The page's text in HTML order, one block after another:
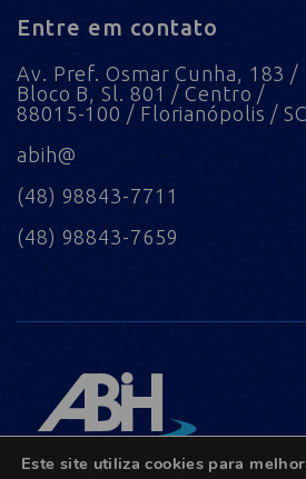
Entre em contato
Av. Pref. Osmar Cunha, 183 /
Bloco B, Sl. 801 / Centro /
88015-100 / Florianópolis / SC
abih@
(48) 98843-7711
(48) 98843-7659
Este site utiliza cookies para